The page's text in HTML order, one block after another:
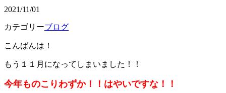
2021/11/01
カテゴリーブログ
こんばんは！
もう１１月になってしまいました！！
今年ものこりわずか！！はやいですな！！